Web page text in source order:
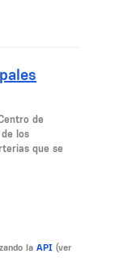
de
los
que se
la API (ver